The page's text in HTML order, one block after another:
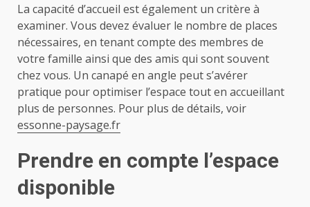
La capacité d’accueil est également un critère à
examiner. Vous devez évaluer le nombre de places
nécessaires, en tenant compte des membres de
votre famille ainsi que des amis qui sont souvent
chez vous. Un canapé en angle peut s’avérer
pratique pour optimiser l’espace tout en accueillant
plus de personnes. Pour plus de détails, voir
essonne-paysage.fr
Prendre en compte l’espace
disponible